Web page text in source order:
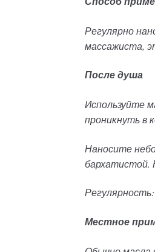
Регулярно
массажиста,
После душа
Используйте
проникнуть в
Наносите
бархатистой.
Регулярность
Местное